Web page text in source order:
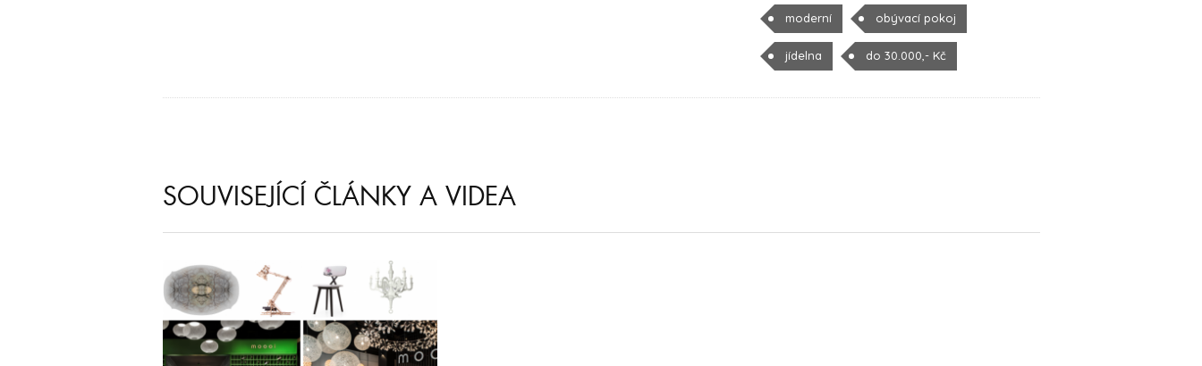
moderní obývací pokoj
jídelna do 30.000,- Kč
SOUVISEJÍCÍ ČLÁNKY A VIDEA